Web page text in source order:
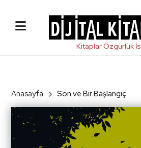
Anasayfa Son ve Bir Başlangıç